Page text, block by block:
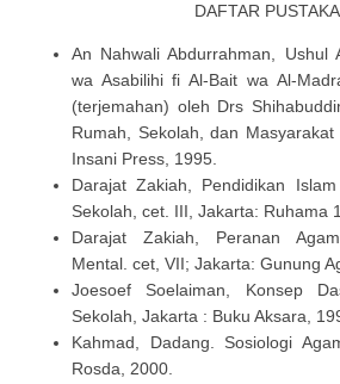
DAFTAR PUSTAKA
An Nahwali Abdurrahman, Ushul
wa Asabilihi fi Al-Bait wa Al-
(terjemahan) oleh Drs
Rumah, Sekolah, dan
Insani Press, 1995.
Darajat Zakiah, Pendidikan
Sekolah, cet. III, Jakarta: Ruhama
Darajat Zakiah, Peranan
Mental. cet, VII; Jakarta: Gunung
Joesoef Soelaiman, Konsep
Sekolah, Jakarta : Buku Aksara,
Kahmad, Dadang. Sosiologi
Rosda, 2000.